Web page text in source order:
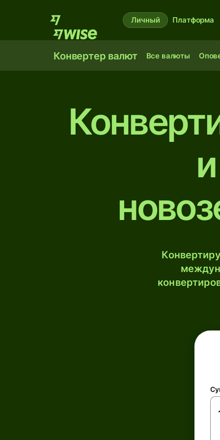
Личный Платформа
Конвертер валют Все валюты